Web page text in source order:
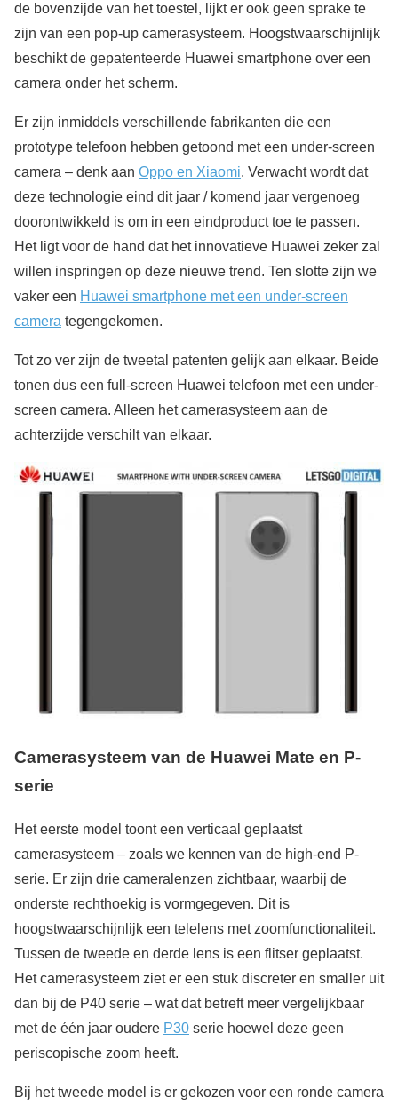
de bovenzijde van het toestel, lijkt er ook geen sprake te
zijn van een pop-up camerasysteem. Hoogstwaarschijnlijk
beschikt de gepatenteerde Huawei smartphone over een
camera onder het scherm.
Er zijn inmiddels verschillende fabrikanten die een
prototype telefoon hebben getoond met een under-screen
camera – denk aan Oppo en Xiaomi. Verwacht wordt dat
deze technologie eind dit jaar / komend jaar vergenoeg
doorontwikkeld is om in een eindproduct toe te passen.
Het ligt voor de hand dat het innovatieve Huawei zeker zal
willen inspringen op deze nieuwe trend. Ten slotte zijn we
vaker een Huawei smartphone met een under-screen
camera tegengekomen.
Tot zo ver zijn de tweetal patenten gelijk aan elkaar. Beide
tonen dus een full-screen Huawei telefoon met een under-
screen camera. Alleen het camerasysteem aan de
achterzijde verschilt van elkaar.
Camerasysteem van de Huawei Mate en P-
serie
Het eerste model toont een verticaal geplaatst
camerasysteem – zoals we kennen van de high-end P-
serie. Er zijn drie cameralenzen zichtbaar, waarbij de
onderste rechthoekig is vormgegeven. Dit is
hoogstwaarschijnlijk een telelens met zoomfunctionaliteit.
Tussen de tweede en derde lens is een flitser geplaatst.
Het camerasysteem ziet er een stuk discreter en smaller uit
dan bij de P40 serie – wat dat betreft meer vergelijkbaar
met de één jaar oudere P30 serie hoewel deze geen
periscopische zoom heeft.
Bij het tweede model is er gekozen voor een ronde camera